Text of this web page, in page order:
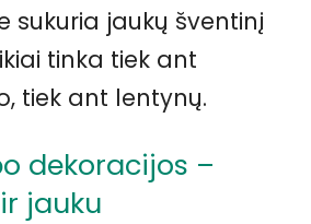
sukuria jaukų šventinį
tinka tiek ant
tiek ant lentynų.
dekoracijos –
jauku